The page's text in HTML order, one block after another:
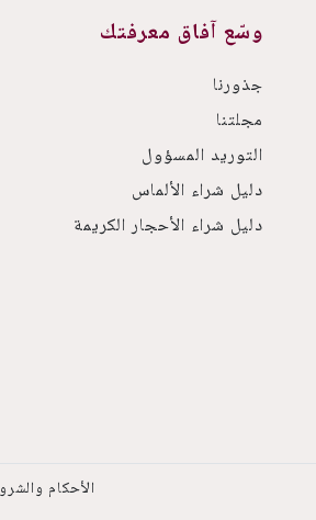
وسّع آفاق معرفتك
جذورنا
مجلتنا
التوريد المسؤول
دليل شراء الألماس
دليل شراء الأحجار الكريمة
الأحكام